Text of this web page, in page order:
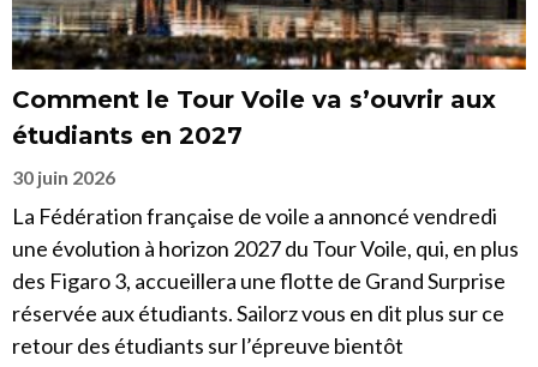
Comment le Tour Voile va s’ouvrir aux
étudiants en 2027
30 juin 2026
La Fédération française de voile a annoncé vendredi
une évolution à horizon 2027 du Tour Voile, qui, en plus
des Figaro 3, accueillera une flotte de Grand Surprise
réservée aux étudiants. Sailorz vous en dit plus sur ce
retour des étudiants sur l’épreuve bientôt